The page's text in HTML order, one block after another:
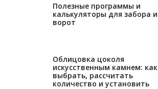
Полезные программы и
калькуляторы для забора и
ворот
Облицовка цоколя
искусственным камнем: как
выбрать, рассчитать
количество и установить